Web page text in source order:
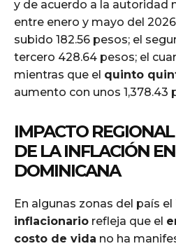
y de acuerdo a la autoridad
entre enero y mayo del
subido 182.56 pesos; el
tercero 428.64 pesos; el
mientras que el quinto
aumento con unos 1,378.43
IMPACTO
DE LAINFLACIÓN
DOMINICANA
En algunas zonas del país el
inflacionario refleja que el
costo de vida no ha